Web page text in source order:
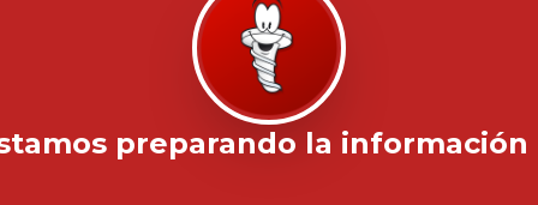
preparando la información